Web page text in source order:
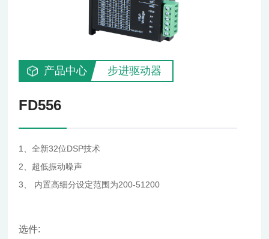
产品中心 步进驱动器
FD556
1、全新32位DSP技术
2、超低振动噪声
3、 内置高细分设定范围为200-51200
选件: